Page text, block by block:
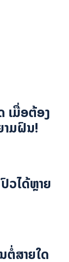
ເມື່ອຕ້ອງ
າມຝົນ!
ວໄດ້ຫຼາຍ
ຕໍ່ສາຍໃດ